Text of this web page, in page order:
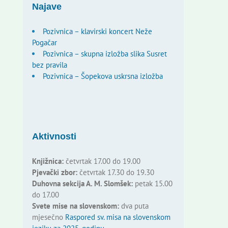
Najave
Pozivnica – klavirski koncert Neže
Pogačar
Pozivnica – skupna izložba slika Susret
bez pravila
Pozivnica – Šopekova uskrsna izložba
Aktivnosti
Knjižnica:četvrtak 17.00 do 19.00
Pjevački zbor:četvrtak 17.30 do 19.30
Duhovna sekcija A. M. Slomšek:petak 15.00
do 17.00
Svete mise na slovenskom:dva puta
mjesečno Raspored sv. misa na slovenskom